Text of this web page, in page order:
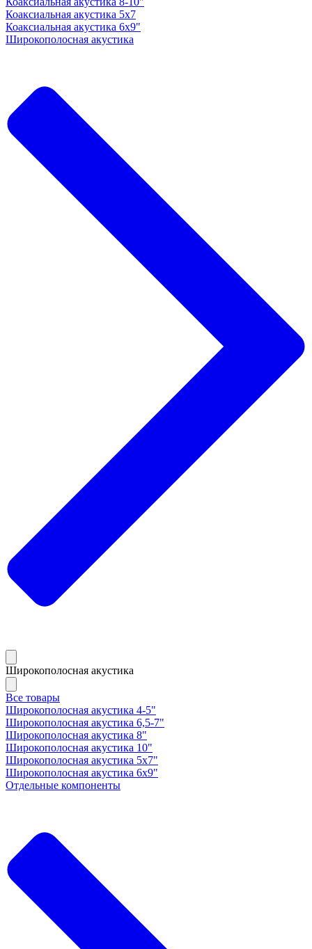
Коаксиальная акустика 5x7
Коаксиальная акустика 6х9"
Широкополосная акустика
Широкополосная акустика
Все товары
Широкополосная акустика 4-5"
Широкополосная акустика 6,5-7"
Широкополосная акустика 8"
Широкополосная акустика 10"
Широкополосная акустика 5х7"
Широкополосная акустика 6х9"
Отдельные компоненты